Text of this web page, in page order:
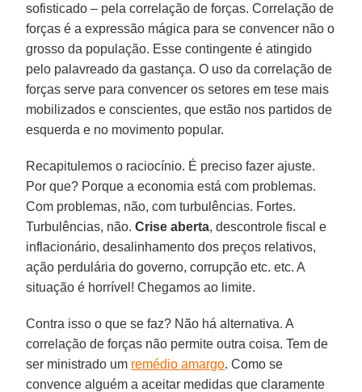
sofisticado – pela correlação de forças. Correlação de
forças é a expressão mágica para se convencer não o
grosso da população. Esse contingente é atingido
pelo palavreado da gastança. O uso da correlação de
forças serve para convencer os setores em tese mais
mobilizados e conscientes, que estão nos partidos de
esquerda e no movimento popular.
Recapitulemos o raciocínio. É preciso fazer ajuste.
Por que? Porque a economia está com problemas.
Com problemas, não, com turbulências. Fortes.
Turbulências, não.Crise aberta, descontrole fiscal e
inflacionário, desalinhamento dos preços relativos,
ação perdulária do governo, corrupção etc. etc. A
situação é horrível! Chegamos ao limite.
Contra isso o que se faz? Não há alternativa. A
correlação de forças não permite outra coisa. Tem de
ser ministrado um remédio amargo. Como se
convence alguém a aceitar medidas que claramente